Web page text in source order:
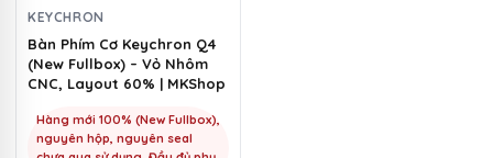
KEYCHRON
Bàn Phím Cơ Keychron Q4
(New Fullbox) – Vỏ Nhôm
CNC, Layout 60% | MKShop
Hàng mới 100% (New Fullbox),
nguyên hộp, nguyên seal
chọn
có
thể
được
chọn
trên